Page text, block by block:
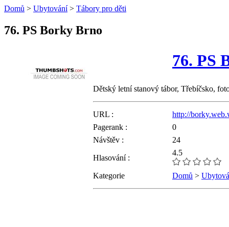
Domů > Ubytování> Tábory pro děti
76. PS Borky Brno
76. PS
Dětský letní stanový tábor, Třebíčsko,
URL :
http://
Pagerank :
0
Návštěv :
24
Hlasování :
4.5
Kategorie Domů >